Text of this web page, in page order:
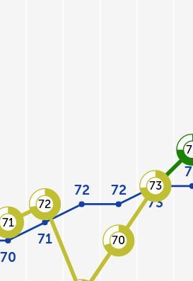
70
71
72 72
73
71
72
70
73